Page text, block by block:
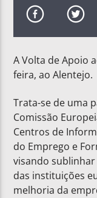
A Volta de Apoio
feira, ao Alentejo.
Trata-se de uma
Comissão
Centros de
do Emprego e
visando
das instituições
melhoria da